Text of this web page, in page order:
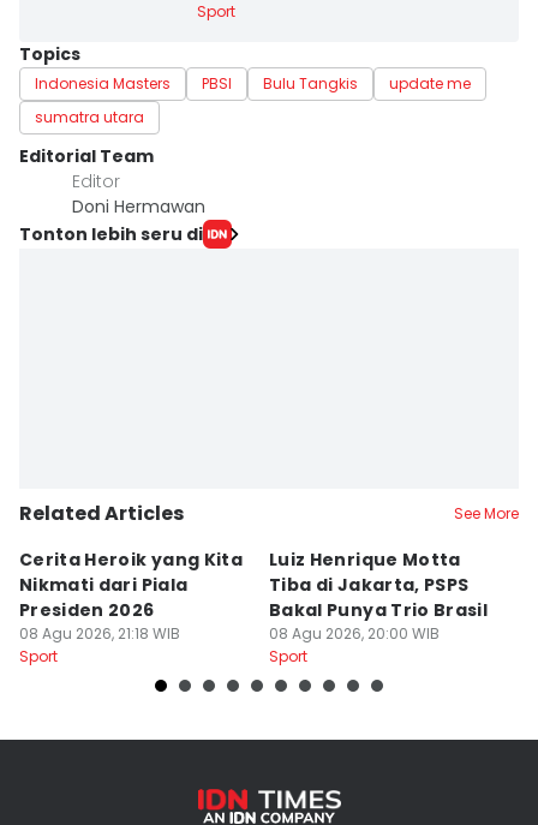
Sport
Topics
Indonesia Masters PBSI Bulu Tangkis
update me
sumatra utara
Editorial Team
Editor
Doni Hermawan
Tonton lebih seru di
Related Articles See More
Cerita Heroik yang Kita
Nikmati dari Piala
Presiden 2026
08 Agu 2026, 21:18 WIB
Sport
Luiz Henrique Motta
Tiba di Jakarta, PSPS
Bakal Punya Trio Brasil
08 Agu 2026, 20:00 WIB
Sport